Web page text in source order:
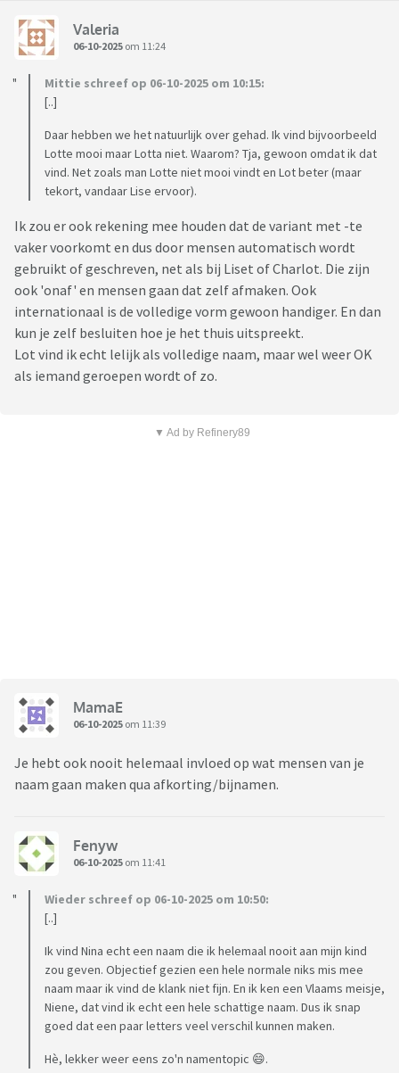
Valeria
06-10-2025 om 11:24
Mittie schreef op 06-10-2025 om 10:15:
[..]
Daar hebben we het natuurlijk over gehad. Ik vind bijvoorbeeld
Lotte mooi maar Lotta niet. Waarom? Tja, gewoon omdat ik dat
vind. Net zoals man Lotte niet mooi vindt en Lot beter (maar
tekort, vandaar Lise ervoor).
Ik zou er ook rekening mee houden dat de variant met -te
vaker voorkomt en dus door mensen automatisch wordt
gebruikt of geschreven, net als bij Liset of Charlot. Die zijn
ook 'onaf' en mensen gaan dat zelf afmaken. Ook
internationaal is de volledige vorm gewoon handiger. En dan
kun je zelf besluiten hoe je het thuis uitspreekt.
Lot vind ik echt lelijk als volledige naam, maar wel weer OK
als iemand geroepen wordt of zo.
▼ Ad by Refinery89
MamaE
06-10-2025 om 11:39
Je hebt ook nooit helemaal invloed op wat mensen van je
naam gaan maken qua afkorting/bijnamen.
Fenyw
06-10-2025 om 11:41
Wieder schreef op 06-10-2025 om 10:50:
[..]
Ik vind Nina echt een naam die ik helemaal nooit aan mijn kind
zou geven. Objectief gezien een hele normale niks mis mee
naam maar ik vind de klank niet fijn. En ik ken een Vlaams meisje,
Niene, dat vind ik echt een hele schattige naam. Dus ik snap
goed dat een paar letters veel verschil kunnen maken.
Hè, lekker weer eens zo'n namentopic 😄.